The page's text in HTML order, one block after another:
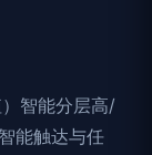
智能分层高/
能触达与任